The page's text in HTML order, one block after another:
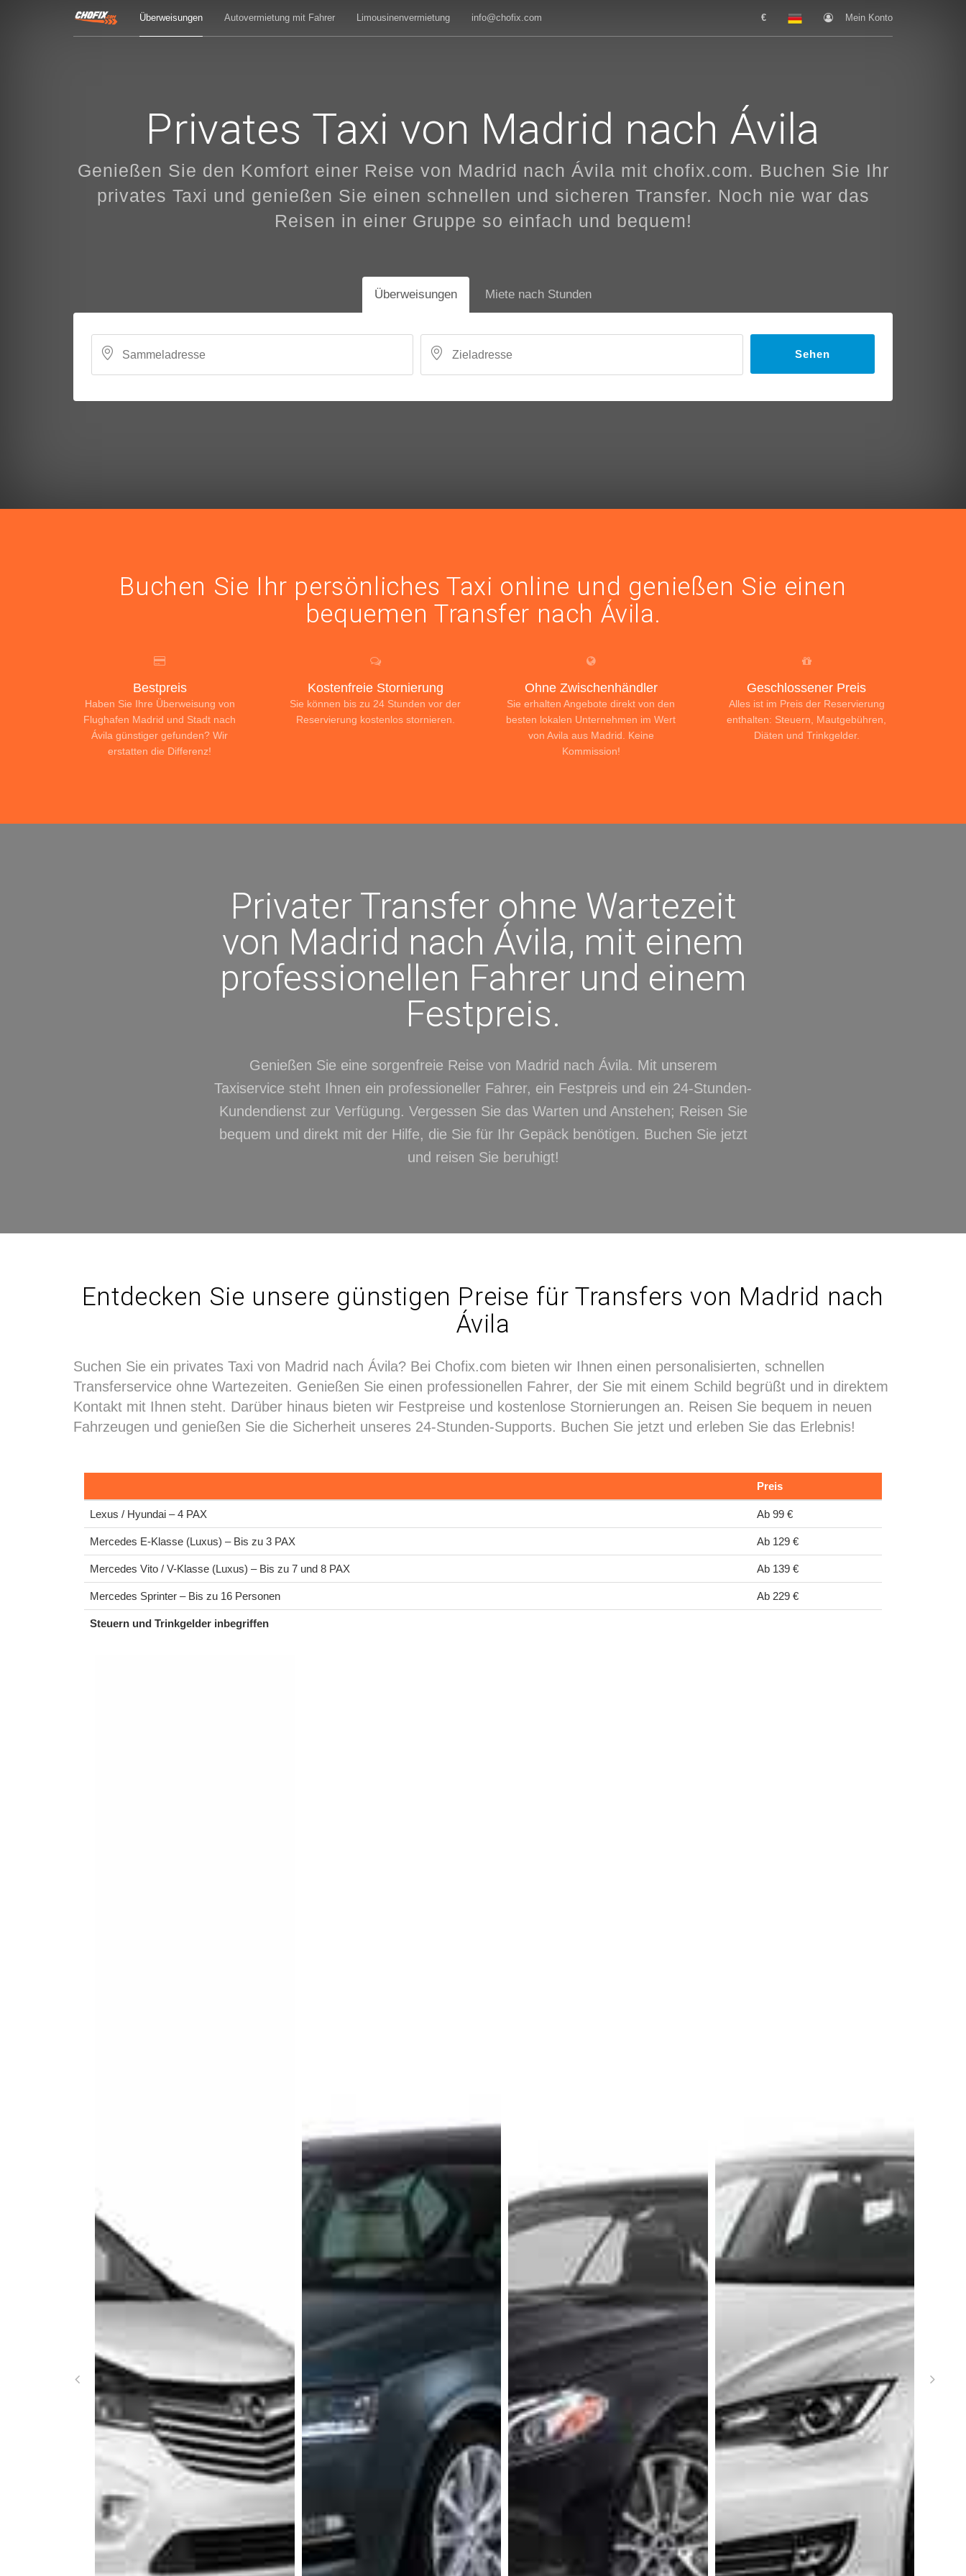
Überweisungen Autovermietung mit Fahrer Limousinenvermietung info@chofix.com € Mein Konto
Privates Taxi von Madrid nach Ávila
Genießen Sie den Komfort einer Reise von Madrid nach Ávila mit chofix.com. Buchen Sie Ihr
privates Taxi und genießen Sie einen schnellen und sicheren Transfer. Noch nie war das
Reisen in einer Gruppe so einfach und bequem!
Überweisungen Miete nach Stunden
Sehen
Buchen Sie Ihr persönliches Taxi online und genießen Sie einen
bequemen Transfer nach Ávila.
Bestpreis
Haben Sie Ihre Überweisung von
Flughafen Madrid und Stadt nach
Ávila günstiger gefunden? Wir
erstatten die Differenz!
Kostenfreie Stornierung
Sie können bis zu 24 Stunden vor der
Reservierung kostenlos stornieren.
Ohne Zwischenhändler
Sie erhalten Angebote direkt von den
besten lokalen Unternehmen im Wert
von Avila aus Madrid. Keine
Kommission!
Geschlossener Preis
Alles ist im Preis der Reservierung
enthalten: Steuern, Mautgebühren,
Diäten und Trinkgelder.
Privater Transfer ohne Wartezeit
von Madrid nach Ávila, mit einem
professionellen Fahrer und einem
Festpreis.
Genießen Sie eine sorgenfreie Reise von Madrid nach Ávila. Mit unserem
Taxiservice steht Ihnen ein professioneller Fahrer, ein Festpreis und ein 24-Stunden-
Kundendienst zur Verfügung. Vergessen Sie das Warten und Anstehen; Reisen Sie
bequem und direkt mit der Hilfe, die Sie für Ihr Gepäck benötigen. Buchen Sie jetzt
und reisen Sie beruhigt!
Entdecken Sie unsere günstigen Preise für Transfers von Madrid nach
Ávila
Suchen Sie ein privates Taxi von Madrid nach Ávila? Bei Chofix.com bieten wir Ihnen einen personalisierten, schnellen
Transferservice ohne Wartezeiten. Genießen Sie einen professionellen Fahrer, der Sie mit einem Schild begrüßt und in direktem
Kontakt mit Ihnen steht. Darüber hinaus bieten wir Festpreise und kostenlose Stornierungen an. Reisen Sie bequem in neuen
Fahrzeugen und genießen Sie die Sicherheit unseres 24-Stunden-Supports. Buchen Sie jetzt und erleben Sie das Erlebnis!
Preis
Lexus / Hyundai – 4 PAX Ab 99 €
Mercedes E-Klasse (Luxus) – Bis zu 3 PAX Ab 129 €
Mercedes Vito / V-Klasse (Luxus) – Bis zu 7 und 8 PAX Ab 139 €
Mercedes Sprinter – Bis zu 16 Personen Ab 229 €
Steuern und Trinkgelder inbegriffen